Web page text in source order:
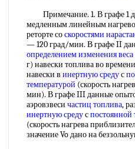
Примечание. 1. В графе 1
медленным линейным
реторте соскоростями
— 120 град/мин. В графе II
определением изменения веса
г) навески топлива во
навески в инертную средус
температурой (скорость
мин). В графе III данные
аэровзвеси частиц топлива,
инертную средуспостоянной
(скорость нагрева
значение Vo дано на